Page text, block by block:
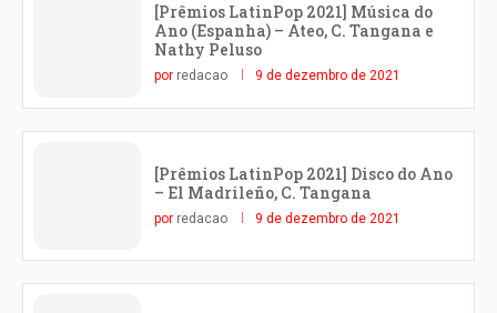
[Prêmios LatinPop 2021] Música do
Ano (Espanha) – Ateo, C. Tangana e
Nathy Peluso
por redacao 9 de dezembro de 2021
[Prêmios LatinPop 2021] Disco do Ano
– El Madrileño, C. Tangana
por redacao 9 de dezembro de 2021